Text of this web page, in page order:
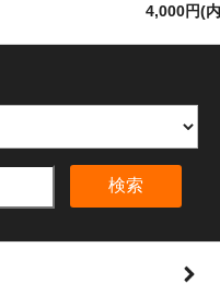
4,000円(
検索